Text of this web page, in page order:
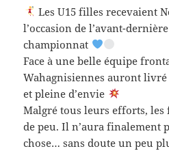
Les U15 filles recevaient
l’occasion de l’avant-
championnat
Face à une belle équipe
Wahagnisiennes auront
et pleine d’envie
Malgré tous leurs efforts, les
de peu. Il n’aura finalement
chose… sans doute un peu